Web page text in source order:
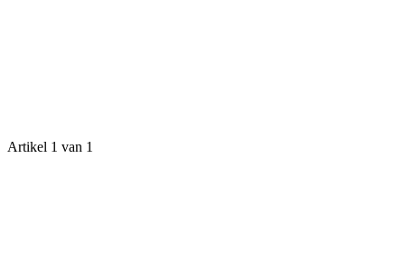
Artikel 1 van 1